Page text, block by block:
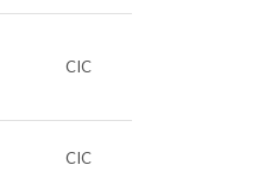
CIC
CIC